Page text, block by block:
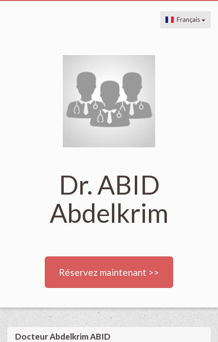
Français
Dr. ABID
Abdelkrim
Réservez maintenant >>
Docteur Abdelkrim ABID